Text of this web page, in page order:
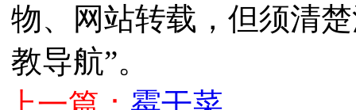
物、网站转载，但须清
教导航”。